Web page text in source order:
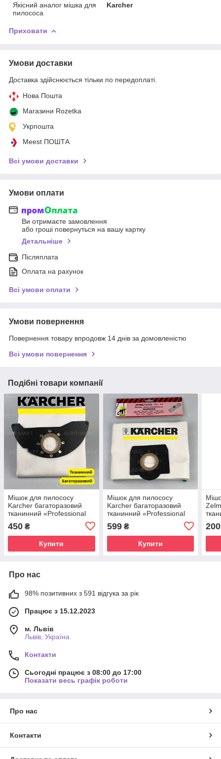
Якісний аналог мішка для
пилососа
Karcher
Приховати
Умови доставки
Доставка здійснюється тільки по передоплаті.
Нова Пошта
Магазини Rozetka
Укрпошта
Meest ПОШТА
Всі умови доставки
Умови оплати
Ви отримаєте замовлення
або гроші повернуться на вашу картку
Детальніше
Післяплата
Оплата на рахунок
Всі умови оплати
Умови повернення
Повернення товару впродовж 14 днів за домовленістю
Всі умови повернення
Подібні товари компанії
Мішок для пилососу
Karcher багаторазовий
тканинний «Professional
мм 10л
450 ₴
Купити
Мішок для пилососу
Karcher багаторазовий
тканинний «Professional
мм 15л
599₴
Купити
2.5л
200
Про нас
98% позитивних з 591 відгука за рік
Працює з 15.12.2023
м. Львів
Львів, Україна
Контакти
Сьогодні працює з 08:00 до 17:00
Показати весь графік роботи
Про нас
Контакти